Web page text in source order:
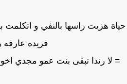
هزيت راسها بالنفي و اتكلمت
فريده عارفه رندا
لا رندا تبقى بنت عمو مجدي اخو